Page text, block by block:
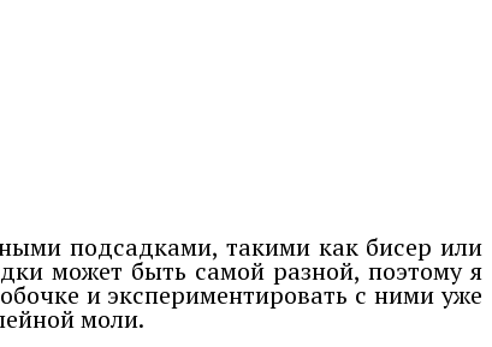
подсадками, такими как бисер или
может быть самой разной, поэтому я
и экспериментировать с ними уже
моли.